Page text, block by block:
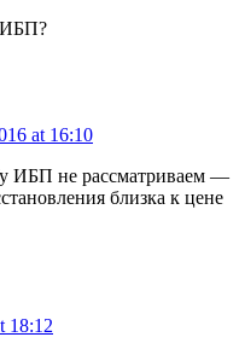
ИБП?
at 16:10
ИБП не рассматриваем —
близка к цене
18:12